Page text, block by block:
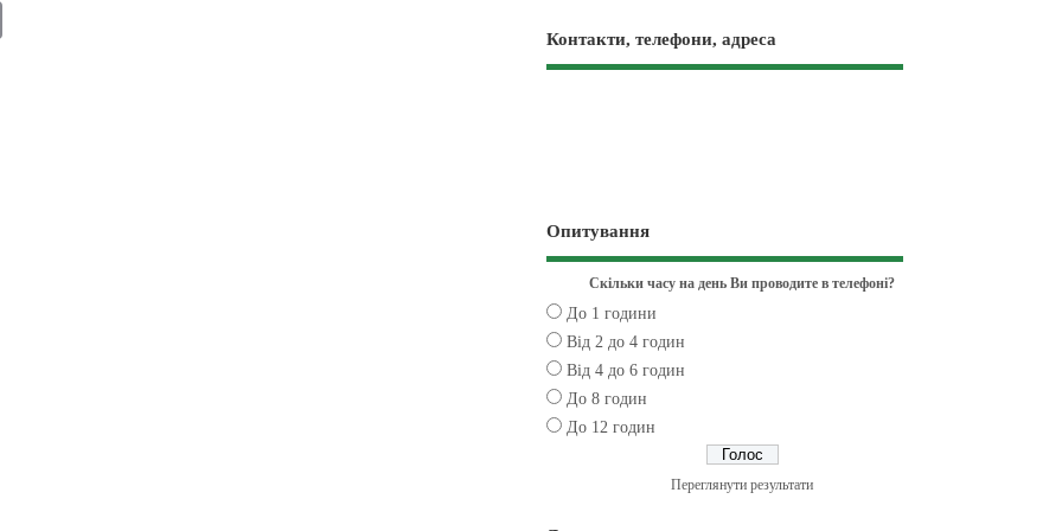
Контакти, телефони, адреса
Опитування
Скільки часу на день Ви проводите в телефоні?
До 1 години
Від 2 до 4 годин
Від 4 до 6 годин
До 8 годин
До 12 годин
Переглянути результати